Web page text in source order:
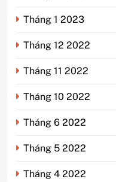
Tháng 1 2023
Tháng 12 2022
Tháng 11 2022
Tháng 10 2022
Tháng 6 2022
Tháng 5 2022
Tháng 4 2022